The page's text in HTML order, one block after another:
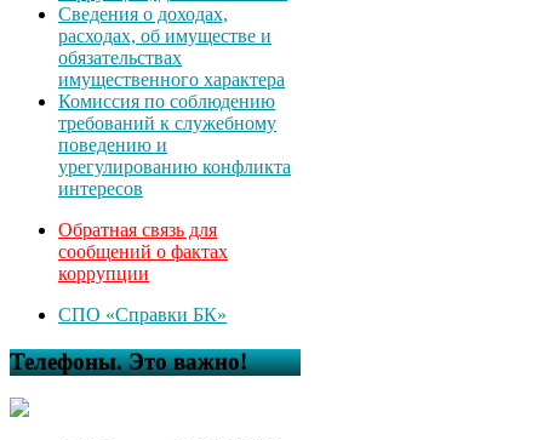
Сведения о доходах,
расходах, об имуществе и
обязательствах
имущественного характера
Комиссия по соблюдению
требований к служебному
поведению и
урегулированию конфликта
интересов
Обратная связь для
сообщений о фактах
коррупции
СПО «Справки БК»
Телефоны. Это важно!